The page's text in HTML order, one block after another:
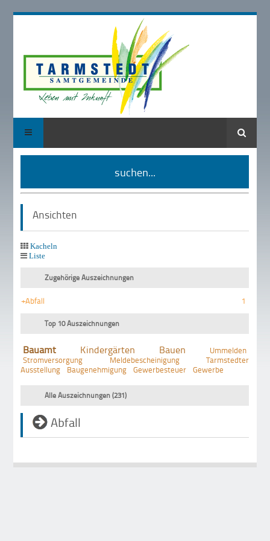
Suche
suchen...
Ansichten
Kacheln
Liste
Zugehörige Auszeichnungen
+Abfall 1
Top 10 Auszeichnungen
Bauamt Kindergärten Bauen
Ummelden
Stromversorgung
Meldebescheinigung
Tarmstedter
Ausstellung
Baugenehmigung Gewerbesteuer Gewerbe
Alle Auszeichnungen (231)
Abfall